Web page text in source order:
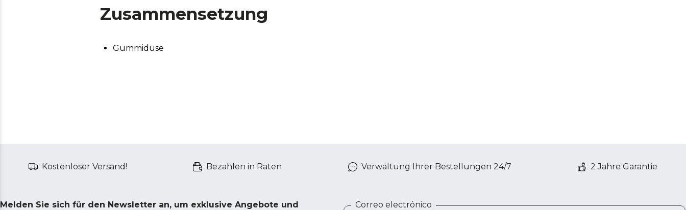
Zusammensetzung
Gummidüse
Kostenloser Versand! Bezahlen in Raten Verwaltung Ihrer Bestellungen 24/7 2 Jahre Garantie
Melden Sie sich für den Newsletter an, um exklusive Angebote und
Correo electrónico